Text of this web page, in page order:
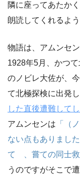
隣に座ってあたか
朗読してくれるよ
物語は、アムンセ
1928年5月、かつ
のノビレ大佐が、
て北極探検に出発し
した直後遭難して
アムンセンは 「（
ない点もありまし
てゝ、嘗ての同士
うのですがそこで